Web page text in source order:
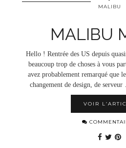
MALIBU
MALIBU
Hello ! Rentrée des US depuis
beaucoup trop de choses à vous
avez probablement remarqué que
changement de design, de
VOIR